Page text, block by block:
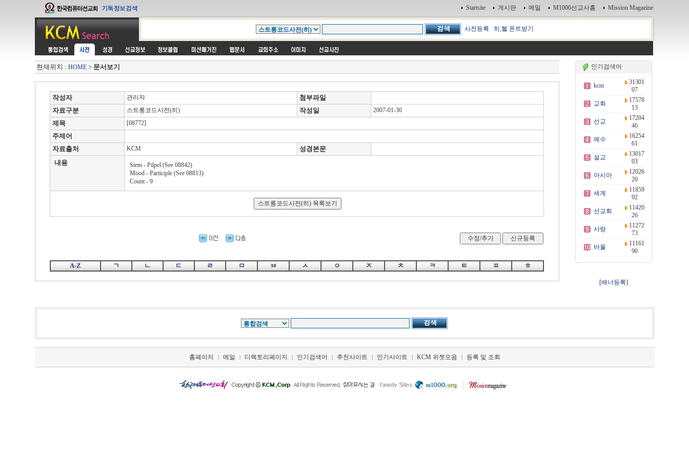
Startsite 게시판 메일 M1000선교사홈 Mission Magazine
사전등록 히,헬 폰트받기
현재위치 : HOME> 문서보기
작성자 관리자
첨부파일
자료구분
스트롱코드사전(히) 작성일 2007-01-30
제목 [08772]
주제어
자료출처
KCM
성경본문
내용
Stem - Pilpel (See 08842)
Mood - Participle (See 08813)
Count - 9
A-Z ㄱ ㄴ ㄷ ㄹ ㅁ ㅂ ㅅ ㅇ ㅈ ㅊ ㅋ ㅌ ㅍ ㅎ
인기검색어
kcm
31301
07
교회
17578
13
선교
17204
46
예수
16254
61
설교
13017
03
아시아
12026
20
세계
11859
92
선교회
11420
26
사랑
11272
73
바울
11161
90
[배너등록]
홈페이지 | 메일 | 디렉토리페이지 | 인기검색어 | 추천사이트 | 인기사이트 | KCM 위젯모음 | 등록 및 조회